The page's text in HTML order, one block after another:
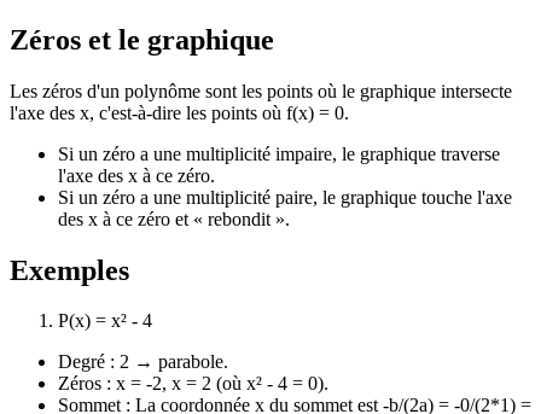
Zéros et le graphique
Les zéros d'un polynôme sont les points où le graphique intersecte
l'axe des x, c'est-à-dire les points où f(x) = 0.
Si un zéro a une multiplicité impaire, le graphique traverse
l'axe des x à ce zéro.
Si un zéro a une multiplicité paire, le graphique touche l'axe
des x à ce zéro et « rebondit ».
Exemples
P(x) = x² - 4
Degré : 2 → parabole.
Zéros : x = -2, x = 2 (où x² - 4 = 0).
Sommet : La coordonnée x du sommet est -b/(2a) = -0/(2*1) =